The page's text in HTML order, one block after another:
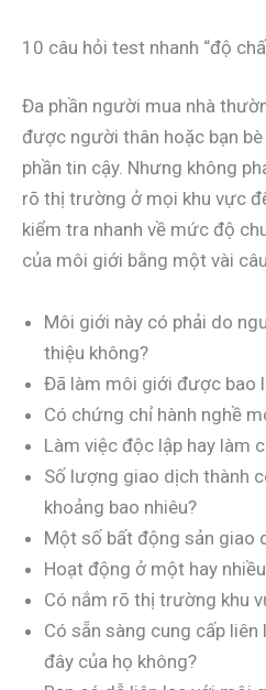
10 câu hỏi test nhanh “độ
Đa phần người mua nhà
được người thân hoặc bạn
phần tin cậy. Nhưng không
rõ thị trường ở mọi khu vực
kiểm tra nhanh về mức độ
của môi giới bằng một vài
Môi giới này có phải do
thiệu không?
Đã làm môi giới được bao
Có chứng chỉ hành nghề
Làm việc độc lập hay làm
Số lượng giao dịch thành
khoảng bao nhiêu?
Một số bất động sản giao
Hoạt động ở một hay
Có nắm rõ thị trường khu
Có sẵn sàng cung cấp liên
đây của họ không?